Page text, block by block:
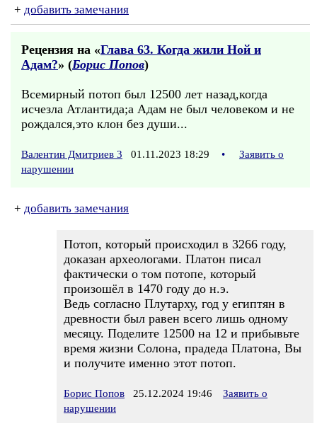
+ добавить замечания
Рецензия на «Глава 63. Когда жили Ной и
Адам?» (Борис Попов)
Всемирный потоп был 12500 лет назад,когда
исчезла Атлантида;а Адам не был человеком и не
рождался,это клон без души...
Валентин Дмитриев 3 01.11.2023 18:29 •
Заявить о
нарушении
+ добавить замечания
Потоп, который происходил в 3266 году,
доказан археологами. Платон писал
фактически о том потопе, который
произошёл в 1470 году до н.э.
Ведь согласно Плутарху, год у египтян в
древности был равен всего лишь одному
месяцу. Поделите 12500 на 12 и прибывьте
время жизни Солона, прадеда Платона, Вы
и получите именно этот потоп.
Борис Попов 25.12.2024 19:46
Заявить о
нарушении